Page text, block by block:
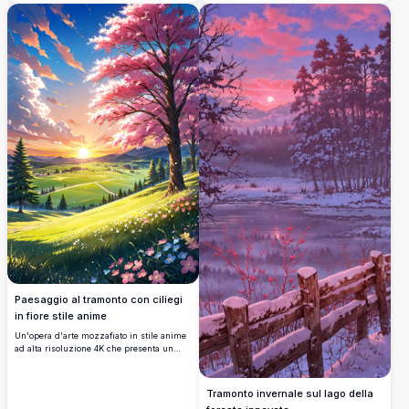
serena, un ruscello tortuoso e la silhouette
di una torre dell'acqua contro montagne
lontane. Perfetto per migliorare il tuo
desktop o schermo mobile con i suoi
dettagli, colori vividi e paesaggi tranquilli.
Ideale per gli amanti della natura alla
ricerca di uno sfondo di alta qualità.
tuo schermo desktop o mobile con i suoi
colori dettagliati e vivaci e l'atmosfera
tranquilla.
Paesaggio al tramonto con ciliegi
in fiore stile anime
Un'opera d'arte mozzafiato in stile anime
ad alta risoluzione 4K che presenta un
Tramonto invernale sul lago della